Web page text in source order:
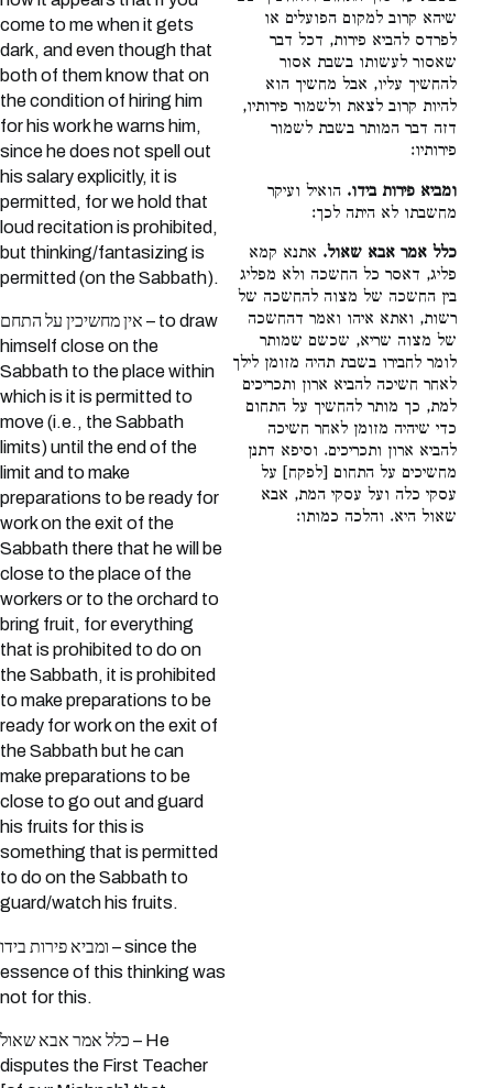
come to me when it gets
dark, and even though that
both of them know that on
the condition of hiring him
for his work he warns him,
since he does not spell out
his salary explicitly, it is
permitted, for we hold that
loud recitation is prohibited,
but thinking/fantasizing is
permitted (on the Sabbath).
אין מחשיכין על התחם – to draw
himself close on the
Sabbath to the place within
which is it is permitted to
move (i.e., the Sabbath
limits) until the end of the
limit and to make
preparations to be ready for
work on the exit of the
Sabbath there that he will be
close to the place of the
workers or to the orchard to
bring fruit, for everything
that is prohibited to do on
the Sabbath, it is prohibited
to make preparations to be
ready for work on the exit of
the Sabbath but he can
make preparations to be
close to go out and guard
his fruits for this is
something that is permitted
to do on the Sabbath to
guard/watch his fruits.
ומביא פירות בידו – since the
essence of this thinking was
not for this.
כלל אמר אבא שאול – He
disputes the First Teacher
שיהא קרוב למקום הפועלים או
לפרדס להביא פירות, דכל דבר
שאסור לעשותו בשבת אסור
להחשיך עליו, אבל מחשיך הוא
להיות קרוב לצאת ולשמור פירותיו,
דזה דבר המותר בשבת לשמור
פירותיו:
ומביא פירות בידו. הואיל ועיקר
מחשבתו לא היתה לכך:
כלל אמר אבא שאול. אתנא קמא
פליג, דאסר כל החשכה ולא מפליג
בין החשכה של מצוה להחשכה של
רשות, ואתא איהו ואמר דהחשכה
של מצוה שריא, שכשם שמותר
לומר לחבירו בשבת תהיה מזומן לילך
לאחר חשיכה להביא ארון ותכריכים
למת, כך מותר להחשיך על התחום
כדי שיהיה מזומן לאחר חשיכה
להביא ארון ותכריכים. וסיפא דתנן
מחשיכים על התחום [לפקח] על
עסקי כלה ועל עסקי המת, אבא
שאול היא. והלכה כמותו: